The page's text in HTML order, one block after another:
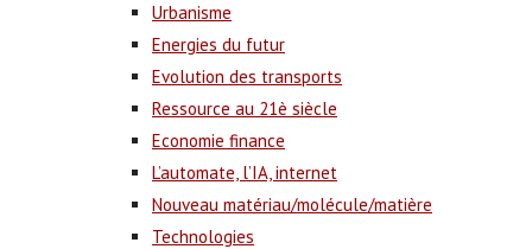
Urbanisme
Energies du futur
Evolution des transports
Ressource au 21è siècle
Economie finance
L’automate, l’IA, internet
Nouveau matériau/molécule/matière
Technologies